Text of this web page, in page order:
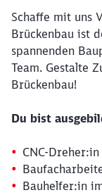
Schaffe mit uns
Brückenbau ist
spannenden
Team. Gestalte
Brückenbau!
Du bist
CNC-Dreher:in
Bauhelfer:in